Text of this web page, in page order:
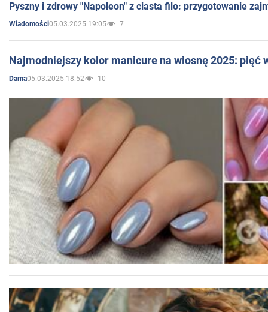
Pyszny i zdrowy "Napoleon" z ciasta filo: przygotowanie
Wiadomości05.03.2025 19:05 7
Najmodniejszy kolor manicure na wiosnę 2025: pięć
Dama05.03.2025 18:52 10